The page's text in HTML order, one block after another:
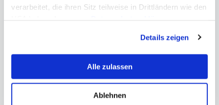
verarbeitet, die ihren Sitz teilweise in Drittländern wie den
erklären Ihnen genau, was eine Datenübermittlung in die
USA bedeuten kann.
Details zeigen
Alle zulassen
Ablehnen
Prof. Dr. Peter J. Mirski
Head of Department & Studies